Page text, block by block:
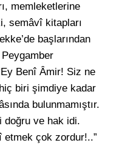
memleketlerine
semâvî kitapları
başlarından
Benî Âmir! Siz ne
biri şimdiye kadar
bulunmamıştır.
doğru ve hak idi.
etmek çok zordur!..”